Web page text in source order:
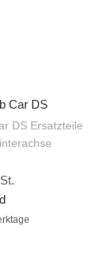
Car DS
DS Ersatzteile